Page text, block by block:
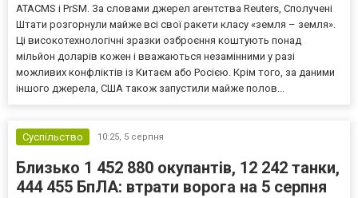
ATACMS і PrSM. За словами джерел агентства Reuters, Сполучені
Штати розгорнули майже всі свої ракети класу «земля – земля».
Ці високотехнологічні зразки озброєння коштують понад
мільйон доларів кожен і вважаються незамінними у разі
можливих конфліктів із Китаєм або Росією. Крім того, за даними
іншого джерела, США також запустили майже полов...
Суспільство 10:25, 5 серпня
Близько 1 452 880 окупантів, 12 242 танки,
444 455 БпЛА: втрати ворога на 5 серпня